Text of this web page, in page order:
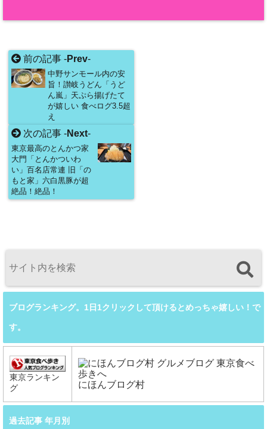
前の記事 -Prev-
中野サンモール内の安
旨！讃岐うどん「うど
ん嵐」天ぷら揚げたて
が嬉しい 食べログ3.5超
え
次の記事 -Next-
東京最高のとんかつ家
大門「とんかついわ
い」百名店常連 旧「の
もと家」六白黒豚が超
絶品！絶品！
ブログランキング。1日1クリックして頂けるとめっちゃ嬉しい！で
す。
東京ランキン
グ
にほんブログ村
過去記事 年月別